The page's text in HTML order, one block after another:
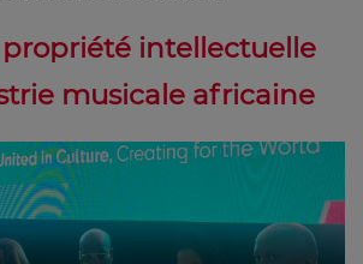
intellectuelle
musicale africaine